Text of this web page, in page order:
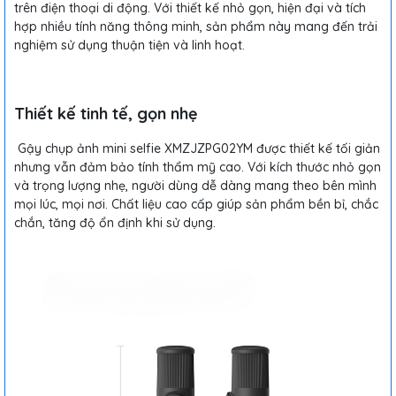
trên điện thoại di động. Với thiết kế nhỏ gọn, hiện đại và tích
hợp nhiều tính năng thông minh, sản phẩm này mang đến trải
nghiệm sử dụng thuận tiện và linh hoạt.
Thiết kế tinh tế, gọn nhẹ
Gậy chụp ảnh mini selfie XMZJZPG02YM được thiết kế tối giản
nhưng vẫn đảm bảo tính thẩm mỹ cao. Với kích thước nhỏ gọn
và trọng lượng nhẹ, người dùng dễ dàng mang theo bên mình
mọi lúc, mọi nơi. Chất liệu cao cấp giúp sản phẩm bền bỉ, chắc
chắn, tăng độ ổn định khi sử dụng.